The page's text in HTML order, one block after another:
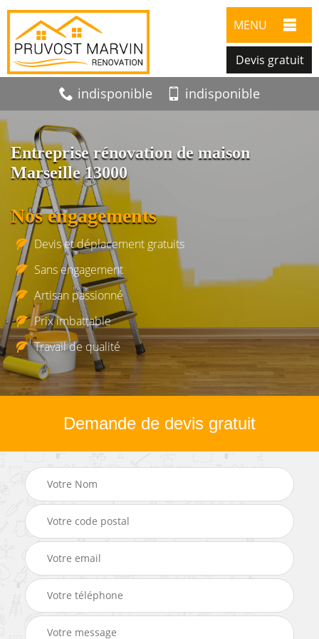
MENU
Devis gratuit
indisponible indisponible
Entreprise rénovation de maison
Marseille 13000
Nos engagements
Devis et déplacement gratuits
Sans engagement
Artisan passionné
Prix imbattable
Travail de qualité
Demande de devis gratuit